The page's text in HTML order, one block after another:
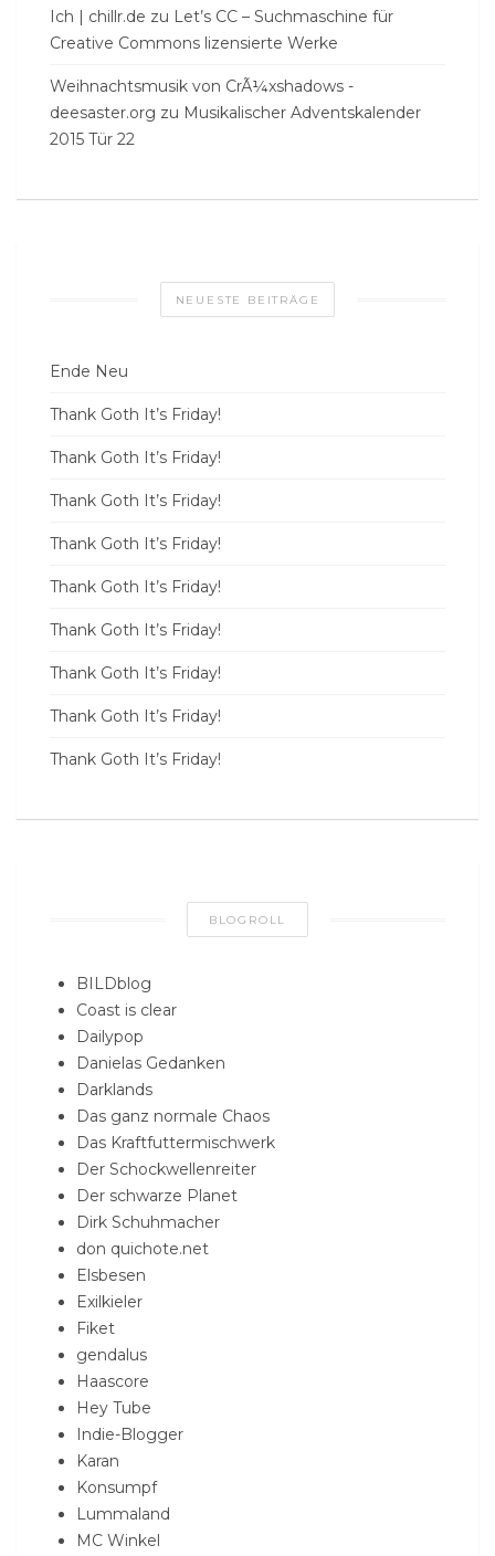
Ich | chillr.de zu Let’s CC – Suchmaschine für
Creative Commons lizensierte Werke
Weihnachtsmusik von CrÃ¼xshadows -
deesaster.org zu Musikalischer Adventskalender
2015 Tür 22
NEUESTE BEITRÄGE
Ende Neu
Thank Goth It’s Friday!
Thank Goth It’s Friday!
Thank Goth It’s Friday!
Thank Goth It’s Friday!
Thank Goth It’s Friday!
Thank Goth It’s Friday!
Thank Goth It’s Friday!
Thank Goth It’s Friday!
Thank Goth It’s Friday!
BLOGROLL
BILDblog
Coast is clear
Dailypop
Danielas Gedanken
Darklands
Das ganz normale Chaos
Das Kraftfuttermischwerk
Der Schockwellenreiter
Der schwarze Planet
Dirk Schuhmacher
don quichote.net
Elsbesen
Exilkieler
Fiket
gendalus
Haascore
Hey Tube
Indie-Blogger
Karan
Konsumpf
Lummaland
MC Winkel